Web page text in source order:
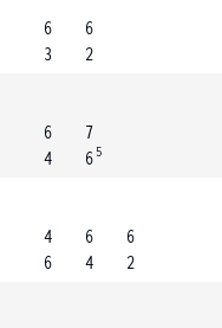
6
3
6
2
6
4
7
6 5
4
6
6
4
6
2